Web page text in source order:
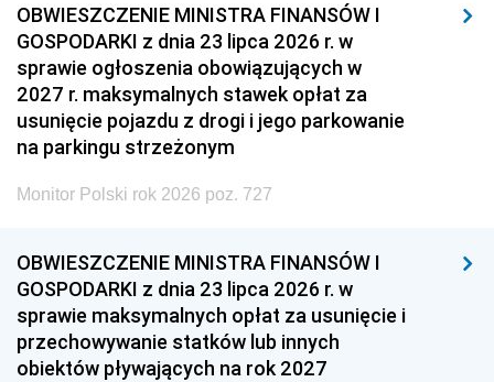
OBWIESZCZENIE MINISTRA FINANSÓW I
GOSPODARKI z dnia 23 lipca 2026 r. w
sprawie ogłoszenia obowiązujących w
2027 r. maksymalnych stawek opłat za
usunięcie pojazdu z drogi i jego parkowanie
na parkingu strzeżonym
Monitor Polski rok 2026 poz. 727
OBWIESZCZENIE MINISTRA FINANSÓW I
GOSPODARKI z dnia 23 lipca 2026 r. w
sprawie maksymalnych opłat za usunięcie i
przechowywanie statków lub innych
obiektów pływających na rok 2027